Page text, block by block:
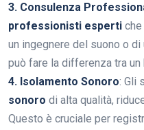
3. Consulenza
professionisti esperti
un ingegnere del suono o
può fare la differenza tra un
4. Isolamento Sonoro: Gli
sonoro di alta qualità,
Questo è cruciale per